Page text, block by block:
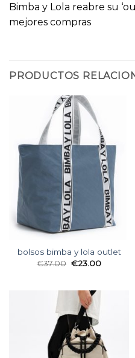
Bimba y Lola reabre su
mejores compras
PRODUCTOS
bolsos bimba y lola outlet
€37.00 €23.00